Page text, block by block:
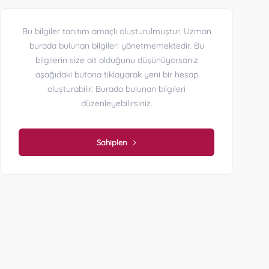
Bu bilgiler tanıtım amaçlı oluşturulmuştur. Uzman
burada bulunan bilgileri yönetmemektedir. Bu
bilgilerin size ait olduğunu düşünüyorsanız
aşağıdaki butona tıklayarak yeni bir hesap
oluşturabilir. Burada bulunan bilgileri
düzenleyebilirsiniz.
Sahiplen